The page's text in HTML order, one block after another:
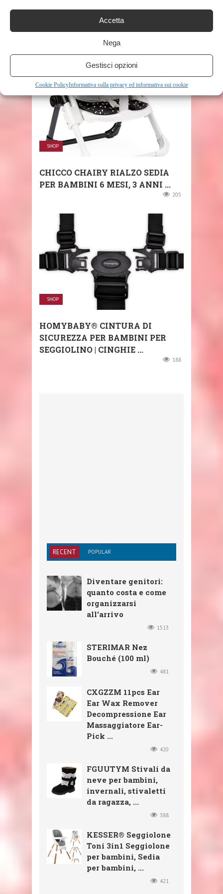
Accetta
Nega
Gestisci opzioni
Cookie PolicyInformativa sulla privacy ed informativa sui cookie
KESSER® SEGGIOLONE TONI 3IN1
SEGGIOLONE PER BAMBINI, SEDIA
PER BAMBINI, ...
SHOP
CHICCO CHAIRY RIALZO SEDIA
PER BAMBINI 6 MESI, 3 ANNI ...
205
SHOP
HOMYBABY® CINTURA DI
SICUREZZA PER BAMBINI PER
SEGGIOLINO | CINGHIE ...
188
RECENT POPULAR
Diventare genitori:
quanto costa e come
organizzarsi
all’arrivo
1513
STERIMAR Nez
Bouché (100 ml)
481
CXGZZM 11pcs Ear
Ear Wax Remover
Decompressione Ear
Massaggiatore Ear-
Pick ...
420
FGUUTYM Stivali da
neve per bambini,
invernali, stivaletti
da ragazza, ...
388
KESSER® Seggiolone
Toni 3in1 Seggiolone
per bambini, Sedia
per bambini, ...
421